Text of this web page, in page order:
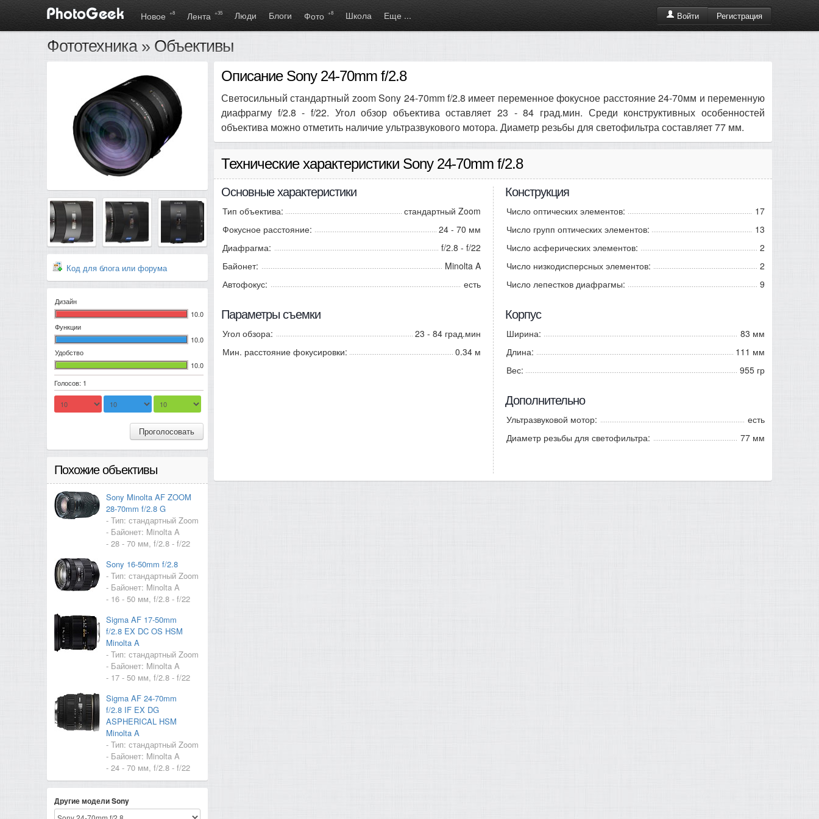
Войти Регистрация
Новое +8 Лента +35 Люди Блоги Фото +8 Школа Еще ...
Фототехника» Объективы
Код для блога или форума
Дизайн
10.0
Функции
10.0
Удобство
10.0
Голосов: 1
Проголосовать
Похожие объективы
Sony Minolta AF ZOOM
28-70mm f/2.8 G
- Тип: стандартный Zoom
- Байонет: Minolta A
- 28 - 70 мм, f/2.8 - f/22
Sony 16-50mm f/2.8
- Тип: стандартный Zoom
- Байонет: Minolta A
- 16 - 50 мм, f/2.8 - f/22
Sigma AF 17-50mm
f/2.8 EX DC OS HSM
Minolta A
- Тип: стандартный Zoom
- Байонет: Minolta A
- 17 - 50 мм, f/2.8 - f/22
Sigma AF 24-70mm
f/2.8 IF EX DG
ASPHERICAL HSM
Minolta A
- Тип: стандартный Zoom
- Байонет: Minolta A
- 24 - 70 мм, f/2.8 - f/22
Другие модели Sony
Описание Sony 24-70mm f/2.8
Светосильный стандартный zoom Sony 24-70mm f/2.8 имеет переменное фокусное расстояние 24-70мм и переменную
диафрагму f/2.8 - f/22. Угол обзор объектива оставляет 23 - 84 град.мин. Среди конструктивных особенностей
объектива можно отметить наличие ультразвукового мотора. Диаметр резьбы для светофильтра составляет 77 мм.
Технические характеристики Sony 24-70mm f/2.8
Основные характеристики
Тип объектива:
стандартный Zoom
Фокусное расстояние:
24 - 70 мм
Диафрагма:
f/2.8 - f/22
Байонет:
Minolta A
Автофокус:
есть
Параметры съемки
Угол обзора:
23 - 84 град.мин
Мин. расстояние фокусировки:
0.34 м
Конструкция
Число оптических элементов:
17
Число групп оптических элементов:
13
Число асферических элементов:
2
Число низкодисперсных элементов:
2
Число лепестков диафрагмы:
9
Корпус
Ширина:
83 мм
Длина:
111 мм
Вес:
955 гр
Дополнительно
Ультразвуковой мотор:
есть
Диаметр резьбы для светофильтра:
77 мм